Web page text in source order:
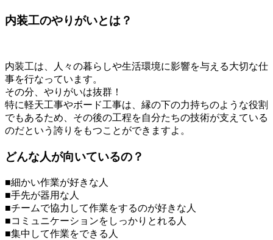
内装工のやりがいとは？
内装工は、人々の暮らしや生活環境に影響を与える大切な仕
事を行なっています。
その分、やりがいは抜群！
特に軽天工事やボード工事は、縁の下の力持ちのような役割
でもあるため、その後の工程を自分たちの技術が支えている
のだという誇りをもつことができますよ。
どんな人が向いているの？
■細かい作業が好きな人
■手先が器用な人
■チームで協力して作業をするのが好きな人
■コミュニケーションをしっかりとれる人
■集中して作業をできる人